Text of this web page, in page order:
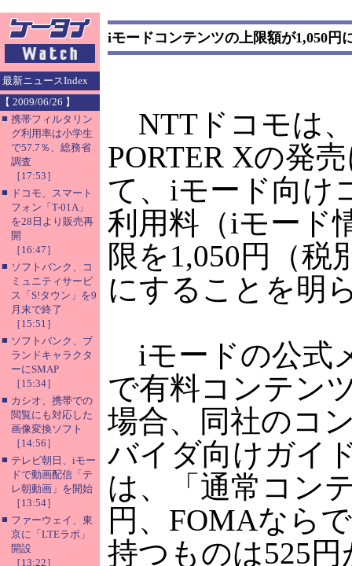
最新ニュースIndex
【 2009/06/26 】
■ 携帯フィルタリン
グ利用率は小学生
で57.7％、総務省
調査
［17:53］
■ ドコモ、スマート
フォン「T-01A」
を28日より販売再
開
［16:47］
■ ソフトバンク、コ
ミュニティサービ
ス「S!タウン」を9
月末で終了
［15:51］
■ ソフトバンク、ブ
ランドキャラクタ
ーにSMAP
［15:34］
■ カシオ、携帯での
閲覧にも対応した
画像変換ソフト
［14:56］
■ テレビ朝日、iモー
ドで動画配信「テ
レ朝動画」を開始
［13:54］
■ ファーウェイ、東
京に「LTEラボ」
開設
［13:22］
iモードコンテンツの上限額が1,050円
NTTドコモは
PORTER Xの発
て、iモード向け
利用料（iモード
限を1,050円（税
にすることを明
iモードの公式
で有料コンテン
場合、同社のコ
バイダ向けガイ
は、「通常コン
円、FOMAなら
持つものは525